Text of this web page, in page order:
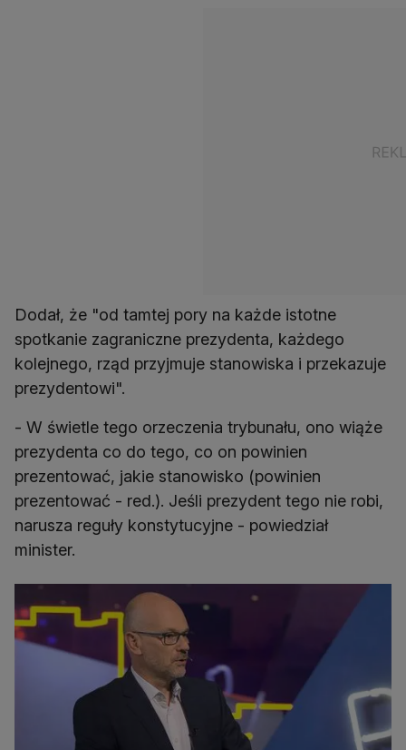
Dodał, że "od tamtej pory na każde istotne
spotkanie zagraniczne prezydenta, każdego
kolejnego, rząd przyjmuje stanowiska i przekazuje
prezydentowi".
- W świetle tego orzeczenia trybunału, ono wiąże
prezydenta co do tego, co on powinien
prezentować, jakie stanowisko (powinien
prezentować - red.). Jeśli prezydent tego nie robi,
narusza reguły konstytucyjne - powiedział
minister.